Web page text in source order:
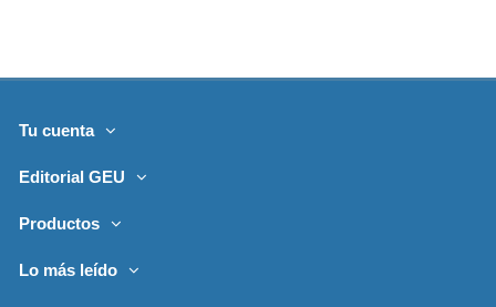
Tu cuenta
Editorial GEU
Productos
Lo más leído